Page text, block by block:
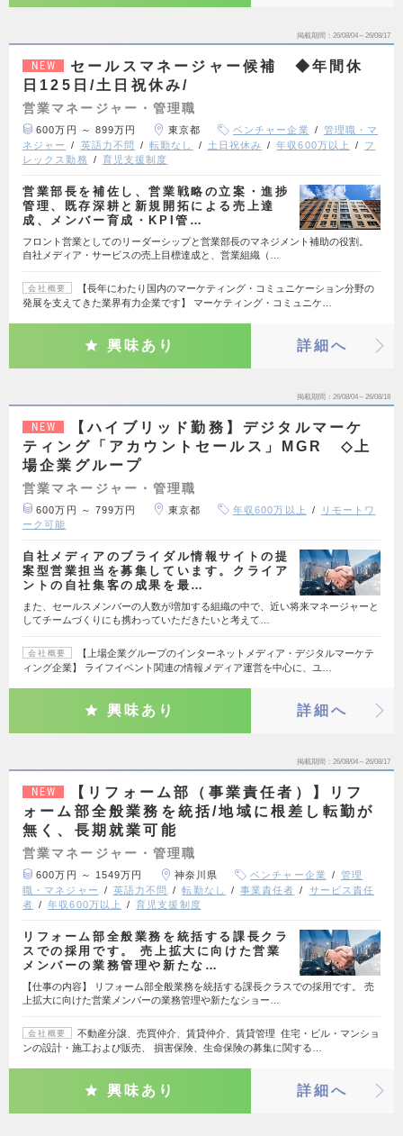
掲載期間 26/08/04～26/08/17
NEW
セールスマネージャー候補 ◆年間休
日125日/土日祝休み/
営業マネージャー・管理職
600万円 ～ 899万円 東京都 ベンチャー企業
管理職・マ
ネジャー
英語力不問 転勤なし 土日祝休み 年収600万以上
フ
レックス勤務
育児支援制度
営業部長を補佐し、営業戦略の立案・進捗
管理、既存深耕と新規開拓による売上達
成、メンバー育成・KPI管…
フロント営業としてのリーダーシップと営業部長のマネジメント補助の役割。
自社メディア・サービスの売上目標達成と、営業組織（…
会社概要
【長年にわたり国内のマーケティング・コミュニケーション分野の
発展を支えてきた業界有力企業です】 マーケティング・コミュニケ…
興味あり 詳細へ
掲載期間 26/08/04～26/08/18
NEW
【ハイブリッド勤務】デジタルマーケ
ティング「アカウントセールス」MGR ◇上
場企業グループ
営業マネージャー・管理職
600万円 ～ 799万円 東京都 年収600万以上
リモートワ
ーク可能
自社メディアのブライダル情報サイトの提
案型営業担当を募集しています。クライア
ントの自社集客の成果を最…
また、セールスメンバーの人数が増加する組織の中で、近い将来マネージャーと
してチームづくりにも携わっていただきたいと考えて…
会社概要
【上場企業グループのインターネットメディア・デジタルマーケテ
ィング企業】 ライフイベント関連の情報メディア運営を中心に、ユ…
興味あり 詳細へ
掲載期間 26/08/04～26/08/17
NEW
【リフォーム部（事業責任者）】リフ
ォーム部全般業務を統括/地域に根差し転勤が
無く、長期就業可能
営業マネージャー・管理職
600万円 ～ 1549万円 神奈川県 ベンチャー企業
管理
職・マネジャー
英語力不問 転勤なし 事業責任者
サービス責任
者
年収600万以上 育児支援制度
リフォーム部全般業務を統括する課長クラ
スでの採用です。 売上拡大に向けた営業
メンバーの業務管理や新たな…
【仕事の内容】 リフォーム部全般業務を統括する課長クラスでの採用です。 売
上拡大に向けた営業メンバーの業務管理や新たなショー…
会社概要
不動産分譲、売買仲介、賃貸仲介、賃貸管理 住宅・ビル・マンショ
ンの設計・施工および販売、 損害保険、生命保険の募集に関する…
興味あり 詳細へ